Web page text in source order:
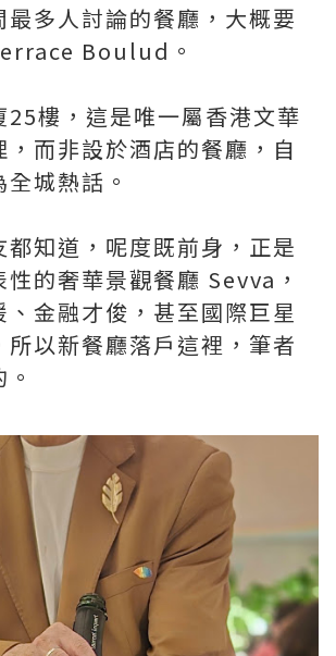
多人討論的餐廳，大概要
Boulud。
25樓，這是唯一屬香港文華
，而非設於酒店的餐廳，自
城熱話。
都知道，呢度既前身，正是
的奢華景觀餐廳 Sevva，
、金融才俊，甚至國際巨星
以新餐廳落戶這裡，筆者